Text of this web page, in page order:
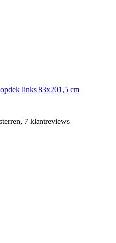
links 83x201,5 cm
7 klantreviews